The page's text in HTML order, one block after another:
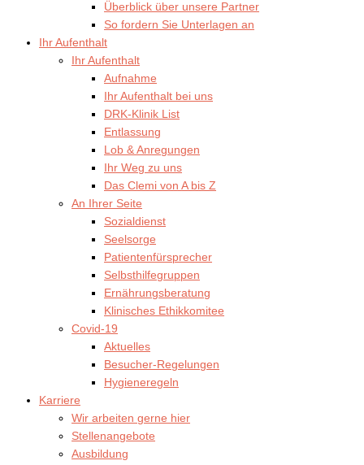
Überblick über unsere Partner
So fordern Sie Unterlagen an
Ihr Aufenthalt
Ihr Aufenthalt
Aufnahme
Ihr Aufenthalt bei uns
DRK-Klinik List
Entlassung
Lob & Anregungen
Ihr Weg zu uns
Das Clemi von A bis Z
An Ihrer Seite
Sozialdienst
Seelsorge
Patientenfürsprecher
Selbsthilfegruppen
Ernährungsberatung
Klinisches Ethikkomitee
Covid-19
Aktuelles
Besucher-Regelungen
Hygieneregeln
Karriere
Wir arbeiten gerne hier
Stellenangebote
Ausbildung